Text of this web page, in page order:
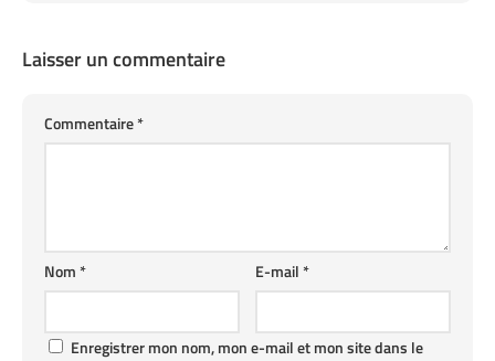
Laisser un commentaire
Commentaire*
E-mail*
Nom*
Enregistrer mon nom, mon e-mail et mon site dans le